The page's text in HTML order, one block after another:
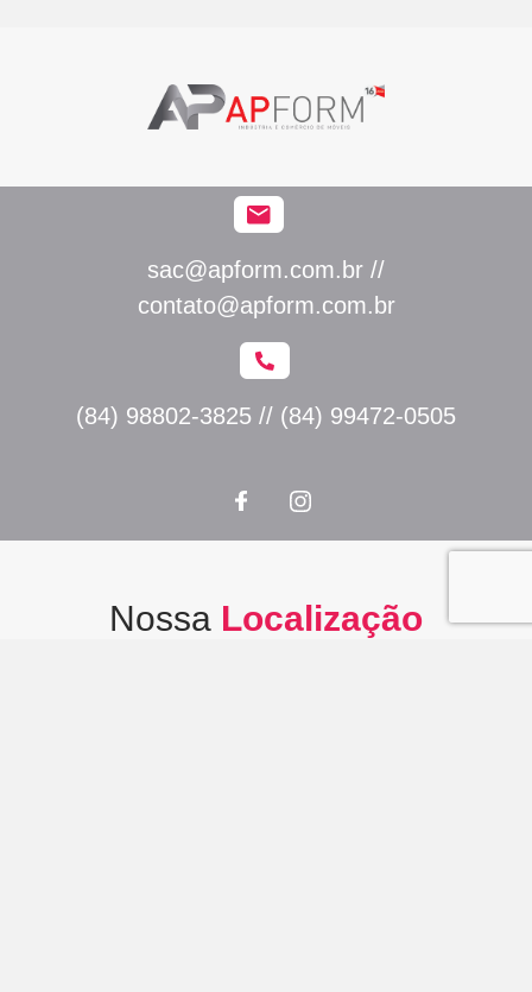
sac@apform.com.br //
contato@apform.com.br
(84) 98802-3825 // (84) 99472-0505
Nossa Localização